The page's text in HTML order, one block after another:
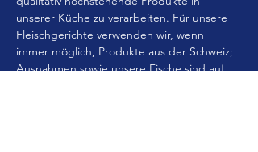
unserer Küche zu verarbeiten. Für unsere
Fleischgerichte verwenden wir, wenn
immer möglich, Produkte aus der Schweiz;
Ausnahmen sowie unsere Fische sind auf